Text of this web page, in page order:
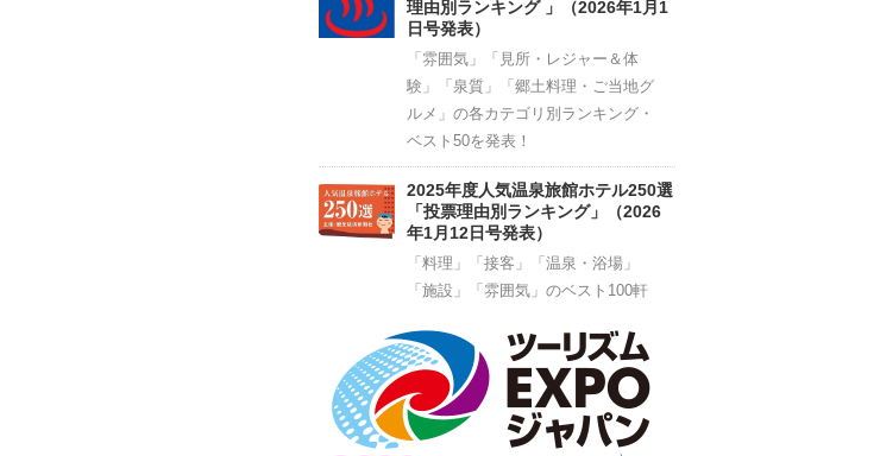
理由別ランキング 」（2026年1月1
日号発表）
「雰囲気」「見所・レジャー＆体
験」「泉質」「郷土料理・ご当地グ
ルメ」の各カテゴリ別ランキング・
ベスト50を発表！
2025年度人気温泉旅館ホテル250選
「投票理由別ランキング」（2026
年1月12日号発表）
「料理」「接客」「温泉・浴場」
「施設」「雰囲気」のベスト100軒